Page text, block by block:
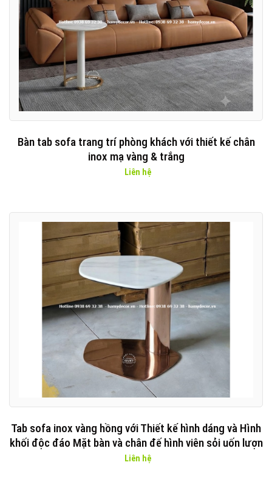
Bàn tab sofa trang trí phòng khách với thiết kế chân
inox mạ vàng & trắng
Liên hệ
Tab sofa inox vàng hồng với Thiết kế hình dáng và Hình
khối độc đáo Mặt bàn và chân đế hình viên sỏi uốn lượn
Liên hệ